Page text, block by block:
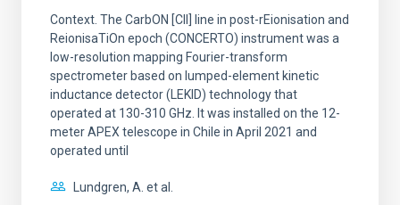
Context. The CarbON [CII] line in post-rEionisation and
ReionisaTiOn epoch (CONCERTO) instrument was a
low-resolution mapping Fourier-transform
spectrometer based on lumped-element kinetic
inductance detector (LEKID) technology that
operated at 130-310 GHz. It was installed on the 12-
meter APEX telescope in Chile in April 2021 and
operated until
Lundgren, A. et al.